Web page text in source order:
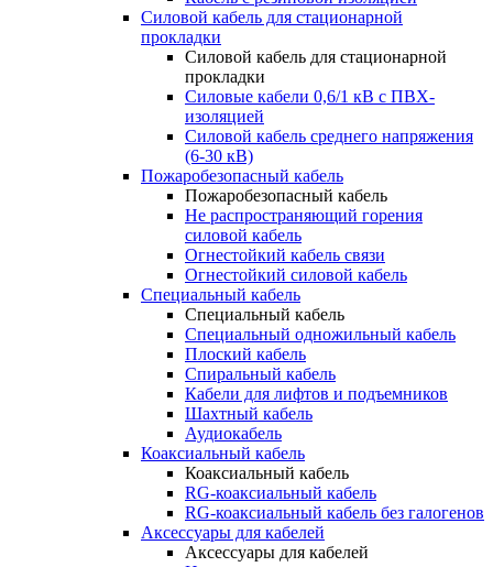
Силовой кабель для стационарной
прокладки
Силовой кабель для стационарной
прокладки
Силовые кабели 0,6/1 кВ с ПВХ-
изоляцией
Силовой кабель среднего напряжения
(6-30 кВ)
Пожаробезопасный кабель
Пожаробезопасный кабель
Не распространяющий горения
силовой кабель
Огнестойкий кабель связи
Огнестойкий силовой кабель
Специальный кабель
Специальный кабель
Специальный одножильный кабель
Плоский кабель
Спиральный кабель
Кабели для лифтов и подъемников
Шахтный кабель
Аудиокабель
Коаксиальный кабель
Коаксиальный кабель
RG-коаксиальный кабель
RG-коаксиальный кабель без галогенов
Аксессуары для кабелей
Аксессуары для кабелей